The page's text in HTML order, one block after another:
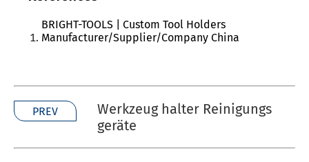
BRIGHT-TOOLS | Custom Tool Holders
Manufacturer/Supplier/Company China
PREV
Werkzeug halter Reinigungs
geräte